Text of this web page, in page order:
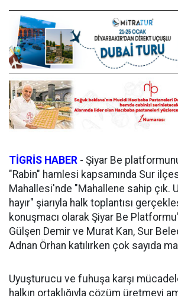
TİGRİS HABER - Şiyar Be
"Rabin" hamlesi kapsamında Sur
Mahallesi'nde "Mahallene sahip çık.
hayır" şiarıyla halk toplantısı
konuşmacı olarak Şiyar Be
Gülşen Demir ve Murat Kan, Sur
Adnan Örhan katılırken çok sayıda
Uyuşturucu ve fuhuşa karşı
halkın ortaklığıyla çözüm üretmeyi